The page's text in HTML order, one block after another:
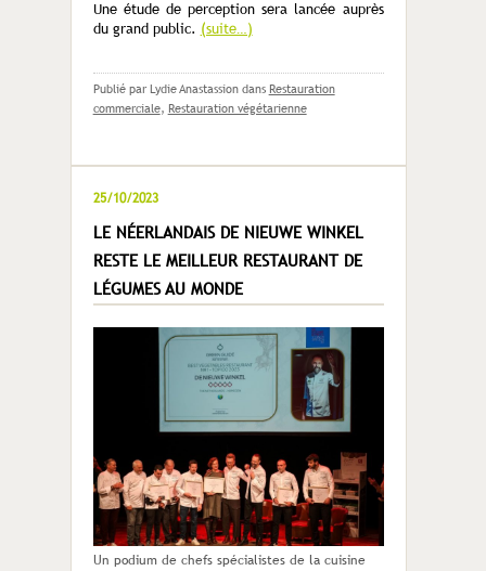
Une étude de perception sera lancée auprès
du grand public. (suite…)
Publié par Lydie Anastassion dans Restauration
commerciale, Restauration végétarienne
25/10/2023
LE NÉERLANDAIS DE NIEUWE WINKEL
RESTE LE MEILLEUR RESTAURANT DE
LÉGUMES AU MONDE
Un podium de chefs spécialistes de la cuisine